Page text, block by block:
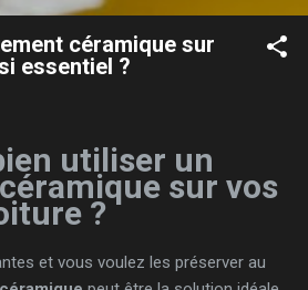
céramique sur
essentiel ?
utiliser un
sur vos
?
et vous voulez les préserver au